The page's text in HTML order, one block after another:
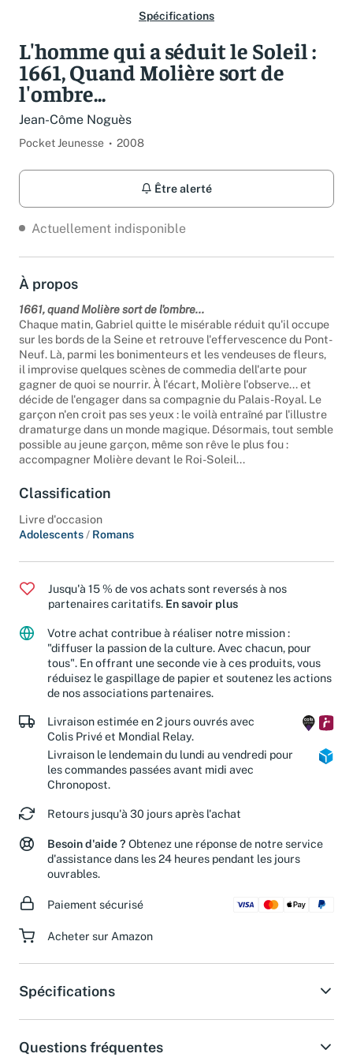
Spécifications
L'homme qui a séduit le Soleil :
1661, Quand Molière sort de
l'ombre...
Jean-Côme Noguès
Pocket Jeunesse 2008
Être alerté
Actuellement indisponible
À propos
1661, quand Molière sort de l'ombre...
Chaque matin, Gabriel quitte le misérable réduit qu'il occupe
sur les bords de la Seine et retrouve l'effervescence du Pont-
Neuf. Là, parmi les bonimenteurs et les vendeuses de fleurs,
il improvise quelques scènes de commedia dell'arte pour
gagner de quoi se nourrir. À l'écart, Molière l'observe... et
décide de l'engager dans sa compagnie du Palais-Royal. Le
garçon n'en croit pas ses yeux : le voilà entraîné par l'illustre
dramaturge dans un monde magique. Désormais, tout semble
possible au jeune garçon, même son rêve le plus fou :
accompagner Molière devant le Roi-Soleil...
Classification
Livre d'occasion
Adolescents / Romans
Jusqu'à 15 % de vos achats sont reversés à nos
partenaires caritatifs. En savoir plus
Votre achat contribue à réaliser notre mission :
"diffuser la passion de la culture. Avec chacun, pour
tous". En offrant une seconde vie à ces produits, vous
réduisez le gaspillage de papier et soutenez les actions
de nos associations partenaires.
Livraison estimée en 2 jours ouvrés avec
Colis Privé et Mondial Relay.
Livraison le lendemain du lundi au vendredi pour
les commandes passées avant midi avec
Chronopost.
Retours jusqu'à 30 jours après l'achat
Besoin d'aide ? Obtenez une réponse de notre service
d'assistance dans les 24 heures pendant les jours
ouvrables.
Paiement sécurisé
Acheter sur Amazon
Spécifications
Questions fréquentes